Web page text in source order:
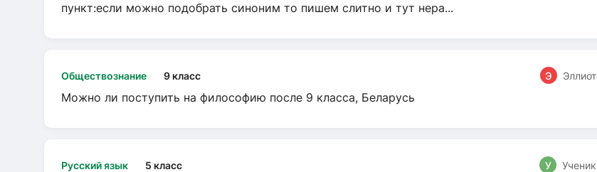
пункт:если можно подобрать синоним то пишем слитно и тут нера...
Обществознание 9 класс Э Эллиот
Можно ли поступить на философию после 9 класса, Беларусь
Русский язык 5 класс У Ученик